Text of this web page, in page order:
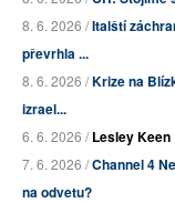
8. 6. 2026 /Italští
převrhla ...
8. 6. 2026 /Krize na
izrael...
6. 6. 2026 /Lesley Keen
7. 6. 2026 /Channel 4
na odvetu?